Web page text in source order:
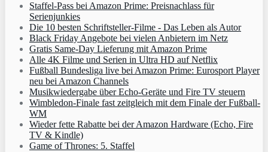
Staffel-Pass bei Amazon Prime: Preisnachlass für
Serienjunkies
Die 10 besten Schriftsteller-Filme - Das Leben als Autor
Black Friday Angebote bei vielen Anbietern im Netz
Gratis Same-Day Lieferung mit Amazon Prime
Alle 4K Filme und Serien in Ultra HD auf Netflix
Fußball Bundesliga live bei Amazon Prime: Eurosport Player
neu bei Amazon Channels
Musikwiedergabe über Echo-Geräte und Fire TV steuern
Wimbledon-Finale fast zeitgleich mit dem Finale der Fußball-
WM
Wieder fette Rabatte bei der Amazon Hardware (Echo, Fire
TV & Kindle)
Game of Thrones: 5. Staffel